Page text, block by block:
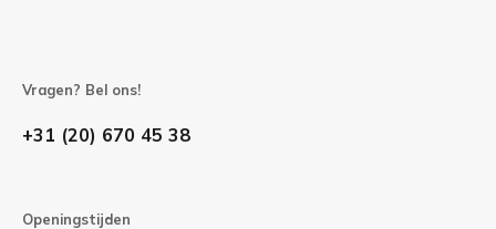
Vragen? Bel ons!
+31 (20) 670 45 38
Openingstijden